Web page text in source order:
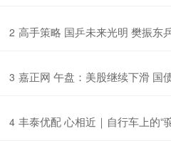
2 高手策略 国乒未来光明 樊振东
3 嘉正网 午盘：美股继续下滑 国
4 丰泰优配 心相近｜自行车上的“